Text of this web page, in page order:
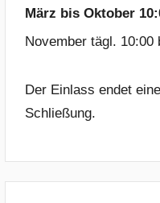
März bis Oktober
November tägl. 10:00
Der Einlass endet
Schließung.